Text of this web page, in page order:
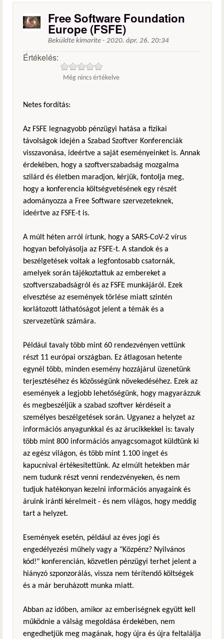
Free Software Foundation
Europe (FSFE)
Beküldte kimarite - 2020. ápr. 26. 20:34
Értékelés:
Még nincs értékelve
Netes fordítás:
Az FSFE legnagyobb pénzügyi hatása a fizikai
távolságok idején a Szabad Szoftver Konferenciák
visszavonása, ideértve a saját eseményeinket is. Annak
érdekében, hogy a szoftverszabadság mozgalma
szilárd és életben maradjon, kérjük, fontolja meg,
hogy a konferencia költségvetésének egy részét
adományozza a Free Software szervezeteknek,
ideértve az FSFE-t is.
A múlt héten arról írtunk, hogy a SARS-CoV-2 vírus
hogyan befolyásolja az FSFE-t. A standok és a
beszélgetések voltak a legfontosabb csatornák,
amelyek során tájékoztattuk az embereket a
szoftverszabadságról és az FSFE munkájáról. Ezek
elvesztése az események törlése miatt szintén
korlátozott láthatóságot jelent a témák és a
szervezetünk számára.
Például tavaly több mint 60 rendezvényen vettünk
részt 11 európai országban. Ez átlagosan hetente
egynél több, minden esemény hozzájárul üzenetünk
terjesztéséhez és közösségünk növekedéséhez. Ezek az
események a legjobb lehetőségünk, hogy magyarázzuk
és megbeszéljük a szabad szoftver kérdéseit a
személyes beszélgetések során. Ugyanez a helyzet az
információs anyagunkkal és az árucikkekkel is: tavaly
több mint 800 információs anyagcsomagot küldtünk ki
az egész világon, és több mint 1.100 inget és
kapucnival értékesítettünk. Az elmúlt hetekben már
nem tudunk részt venni rendezvényeken, és nem
tudjuk hatékonyan kezelni információs anyagaink és
áruink iránti kérelmeit - és nem világos, hogy meddig
tart a helyzet.
Események esetén, például az éves jogi és
engedélyezési műhely vagy a "Közpénz? Nyilvános
kód!" konferencián, közvetlen pénzügyi terhet jelent a
hiányzó szponzorálás, vissza nem térítendő költségek
és a már beruházott munka miatt.
Abban az időben, amikor az emberiségnek együtt kell
működnie a válság megoldása érdekében, nem
engedhetjük meg magának, hogy újra és újra feltalálja